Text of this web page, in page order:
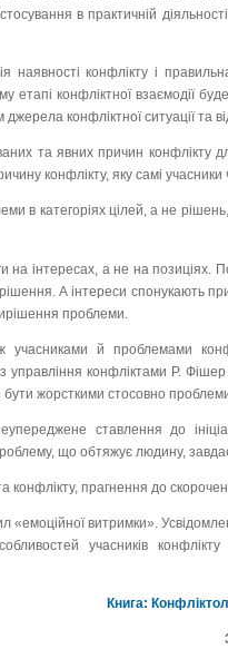
в практичній
наявності конфлікту і
етапі конфліктної взаємодії
джерела конфліктної ситуації
та явних причин конфлікту
конфлікту, яку самі
в категоріях цілей, а не
на інтересах, а не на
А інтереси спонукають
проблеми.
учасниками й проблемами
з управління конфліктами Р.
жорсткими стосовно
ставлення до
що обтяжує людину,
прагнення до
«емоційної витримки».
учасників
Книга: